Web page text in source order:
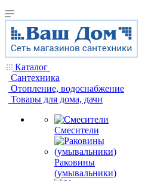
Каталог
Сантехника
Отопление, водоснабжение
Товары для дома, дачи
Смесители
Раковины
(умывальники)